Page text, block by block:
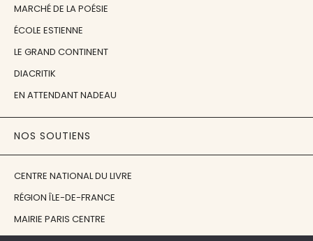
MARCHÉ DE LA POÉSIE
ÉCOLE ESTIENNE
LE GRAND CONTINENT
DIACRITIK
EN ATTENDANT NADEAU
NOS SOUTIENS
CENTRE NATIONAL DU LIVRE
RÉGION ÎLE-DE-FRANCE
MAIRIE PARIS CENTRE